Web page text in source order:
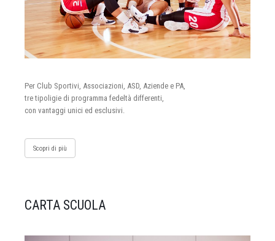
Per Club Sportivi, Associazioni, ASD, Aziende e PA,
tre tipoligie di programma fedeltà differenti,
con vantaggi unici ed esclusivi.
Scopri di più
CARTA SCUOLA